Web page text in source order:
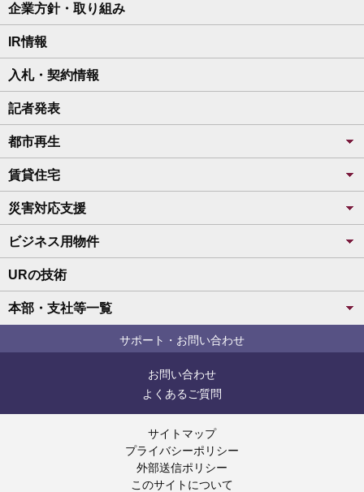
企業方針・取り組み
IR情報
入札・契約情報
記者発表
都市再生
賃貸住宅
災害対応支援
ビジネス用物件
URの技術
本部・支社等一覧
サポート・お問い合わせ
お問い合わせ
よくあるご質問
サイトマップ
プライバシーポリシー
外部送信ポリシー
このサイトについて